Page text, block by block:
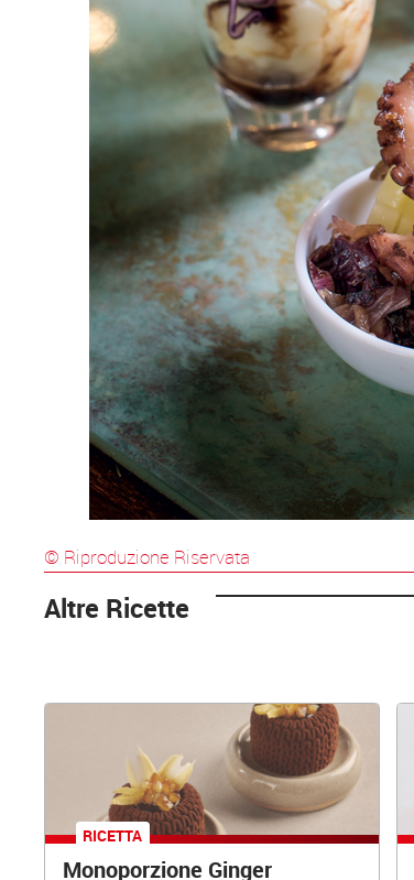
© Riproduzione Riservata
Altre Ricette
RICETTA
Monoporzione Ginger